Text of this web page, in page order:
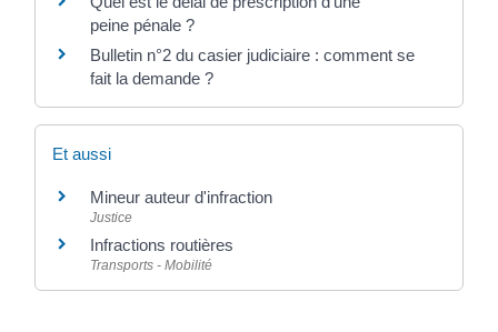
peine pénale ?
Bulletin n°2 du casier judiciaire : comment se
fait la demande ?
Et aussi
Mineur auteur d'infraction
Justice
Infractions routières
Transports - Mobilité